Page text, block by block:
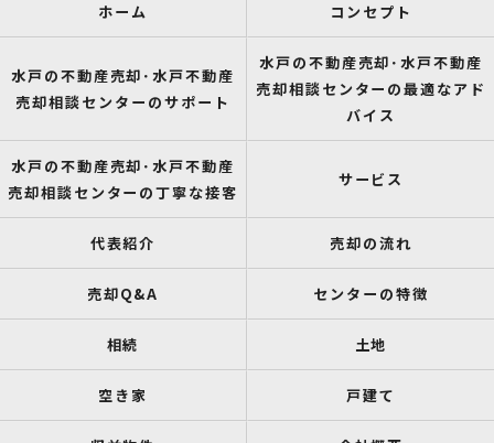
ホーム コンセプト
水戸の不動産売却･水戸不動産
売却相談センターのサポート
水戸の不動産売却･水戸不動産
売却相談センターの最適なアド
バイス
水戸の不動産売却･水戸不動産
売却相談センターの丁寧な接客
サービス
代表紹介 売却の流れ
売却Q&A センターの特徴
相続 土地
空き家 戸建て